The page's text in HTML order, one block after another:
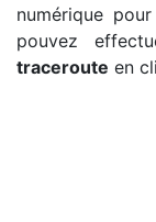
numérique pour
pouvez
traceroute en